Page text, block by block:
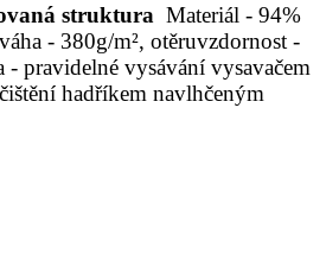
struktura Materiál - 94%
- 380g/m², otěruvzdornost -
pravidelné vysávání vysavačem
hadříkem navlhčeným